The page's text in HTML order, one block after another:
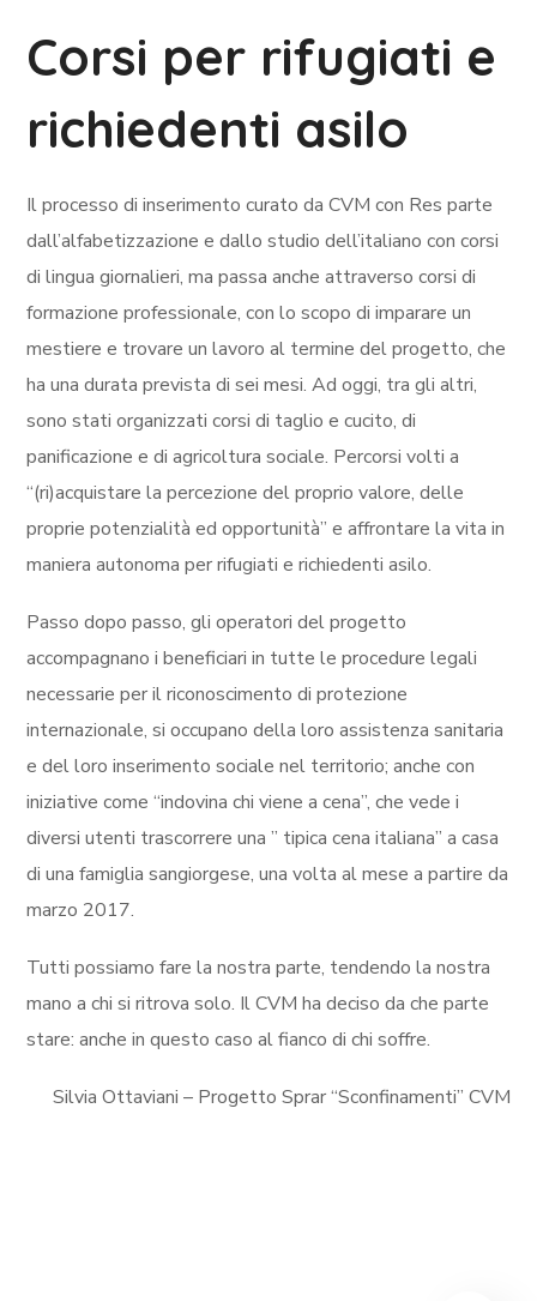
Corsi per rifugiati e
richiedenti asilo
Il processo di inserimento curato da CVM con Res parte
dall’alfabetizzazione e dallo studio dell’italiano con corsi
di lingua giornalieri, ma passa anche attraverso corsi di
formazione professionale, con lo scopo di imparare un
mestiere e trovare un lavoro al termine del progetto, che
ha una durata prevista di sei mesi. Ad oggi, tra gli altri,
sono stati organizzati corsi di taglio e cucito, di
panificazione e di agricoltura sociale. Percorsi volti a
“(ri)acquistare la percezione del proprio valore, delle
proprie potenzialità ed opportunità” e affrontare la vita in
maniera autonoma per rifugiati e richiedenti asilo.
Passo dopo passo, gli operatori del progetto
accompagnano i beneficiari in tutte le procedure legali
necessarie per il riconoscimento di protezione
internazionale, si occupano della loro assistenza sanitaria
e del loro inserimento sociale nel territorio; anche con
iniziative come “indovina chi viene a cena”, che vede i
diversi utenti trascorrere una ” tipica cena italiana” a casa
di una famiglia sangiorgese, una volta al mese a partire da
marzo 2017.
Tutti possiamo fare la nostra parte, tendendo la nostra
mano a chi si ritrova solo. Il CVM ha deciso da che parte
stare: anche in questo caso al fianco di chi soffre.
Silvia Ottaviani – Progetto Sprar “Sconfinamenti” CVM